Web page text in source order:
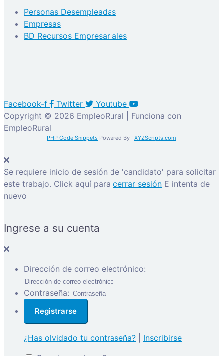
Personas Desempleadas
Empresas
BD Recursos Empresariales
Facebook-f Twitter
Youtube
Copyright © 2026 EmpleoRural | Funciona con
EmpleoRural
PHP Code Snippets Powered By : XYZScripts.com
Se requiere inicio de sesión de 'candidato' para solicitar
este trabajo. Click aquí para cerrar sesión E intenta de
nuevo
Ingrese a su cuenta
Dirección de correo electrónico:
Contraseña:
¿Has olvidado tu contraseña?
Inscribirse